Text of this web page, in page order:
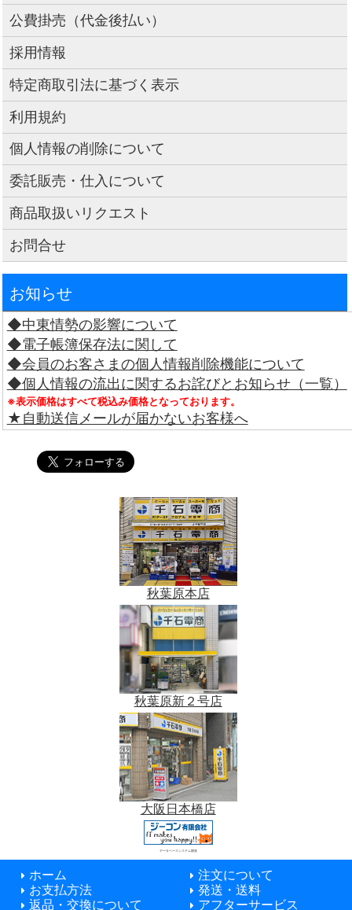
公費掛売（代金後払い）
採用情報
特定商取引法に基づく表示
利用規約
個人情報の削除について
委託販売・仕入について
商品取扱いリクエスト
お問合せ
お知らせ
◆中東情勢の影響について
◆電子帳簿保存法に関して
◆会員のお客さまの個人情報削除機能について
◆個人情報の流出に関するお詫びとお知らせ（一覧）
※表示価格はすべて税込み価格となっております。
★自動送信メールが届かないお客様へ
秋葉原本店
秋葉原新２号店
大阪日本橋店
データベースシステム開発
ホーム
注文について
お支払方法
発送・送料
返品・交換について
アフターサービス